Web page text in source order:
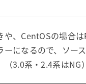
、CentOSの場合
ーになるので、ソー
3.0系・2.4系はNG）